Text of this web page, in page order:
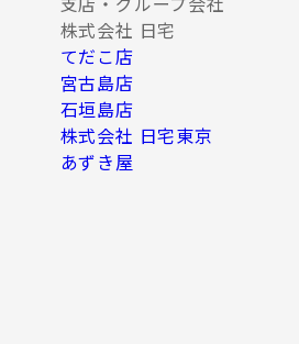
先に情報を提供
の者に対して書
株式会社 日宅
てだこ店
宮古島店
石垣島店
株式会社 日宅東京
あずき屋